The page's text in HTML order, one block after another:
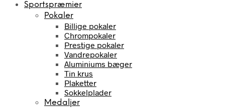
Sportspræmier
Pokaler
Billige pokaler
Chrompokaler
Prestige pokaler
Vandrepokaler
Aluminiums bæger
Tin krus
Plaketter
Sokkelplader
Medaljer